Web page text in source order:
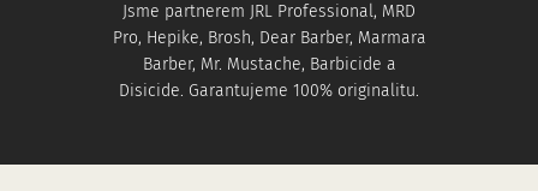
Jsme partnerem JRL Professional, MRD
Pro, Hepike, Brosh, Dear Barber, Marmara
Barber, Mr. Mustache, Barbicide a
Disicide. Garantujeme 100% originalitu.